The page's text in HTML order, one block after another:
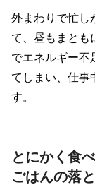
外まわりで忙し
て、昼もまとも
でエネルギー不
てしまい、仕事
す。
とにかく食
ごはんの落